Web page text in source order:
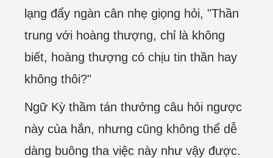
lạng đẩy ngàn cân nhẹ giọng hỏi, "Thần
trung với hoàng thượng, chỉ là không
biết, hoàng thượng có chịu tin thần hay
không thôi?"
Ngữ Kỳ thầm tán thưởng câu hỏi ngược
này của hắn, nhưng cũng không thể dễ
dàng buông tha việc này như vậy được.